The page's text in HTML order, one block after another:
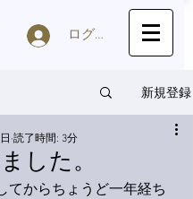
ログイン
新規登録
した。
読了時間: 3分
てからちょうど一年経ち